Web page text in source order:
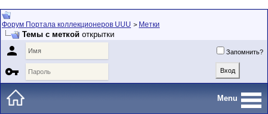
Форум Портала коллекционеров UUU > Метки
Темы с меткой открытки
 Запомнить?

Menu